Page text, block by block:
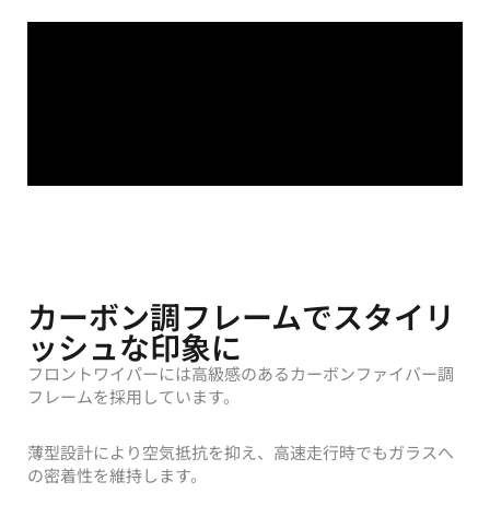
カーボン調フレームでスタイリ
ッシュな印象に
フロントワイパーには高級感のあるカーボンファイバー調
フレームを採用しています。
薄型設計により空気抵抗を抑え、高速走行時でもガラスへ
の密着性を維持します。